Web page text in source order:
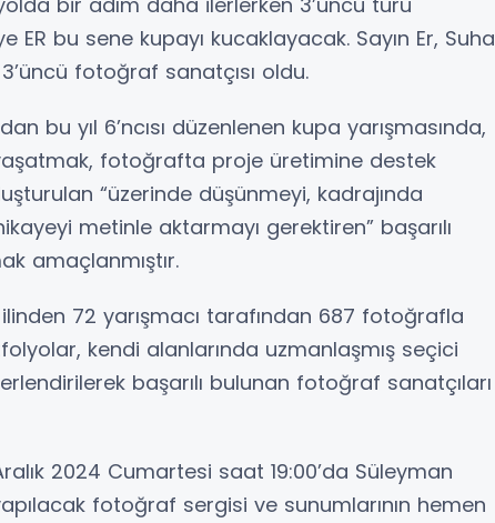
ER bu sene kupayı kucaklayacak. Sayın Er, Suha
fotoğraf sanatçısı oldu.
bu yıl 6’ncısı düzenlenen kupa yarışmasında,
yaşatmak, fotoğrafta proje üretimine destek
“üzerinde düşünmeyi, kadrajında
metinle aktarmayı gerektiren” başarılı
amaçlanmıştır.
72 yarışmacı tarafından 687 fotoğrafla
kendi alanlarında uzmanlaşmış seçici
başarılı bulunan fotoğraf sanatçıları
2024 Cumartesi saat 19:00’da Süleyman
fotoğraf sergisi ve sunumlarının hemen